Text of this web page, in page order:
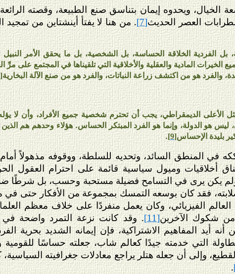
الخيال، ويحدوه إيمان بتناسق صنع الطبيعة، وقصته
العصر الحديث[7]
. من هنا لا يفتأ أينشتاين من
الفردية الخلاقة الحساسة، بل الشخصية، بل ما يحقق الأمر النبيل
الخيرات المادية والعقلية والأخلاقية التي تلقيناها في المجتمع على مرِّ
والفرد هو من اكتشف زراعة النباتات، والفرد هو من صنع الآلة البخارية[8]
الأعلى الديمقراطي، يجب أن تحترم شخصية جميع الأفراد، وأن لا
ليس هو الدولة، وإنما هو الفرد المبتكر الحساس. هؤلاء وحدهم هم
بليدة الإحساس[9]
.
في المنطق السائد، وتحديه للسلطة، ووقوفه مذهولاً أمام
أخلاقيات وميول سياسية قائمة على احترام العقول
ولم يكن يرى في التسامح فضيلة مستحبة وحسب، بل شرطًا
فقد كان بوسعه التمسك بمجموعة من الأفكار حتى في
الفيزيائي، وكان يعمل منفردًا على خلاف معظم
من شكوك الآخرين[11]
. وقد كانت نزعة التمرد واضحة
أيد المفاهيم الاشتراكية، فإن إيمانه الشديد بحرية
التي خدمته جيدًا كعالم شاب، جعلته حساسًا للقومية
وإلى أن جعله هتلر يراجع معادلات جغرافيته
.